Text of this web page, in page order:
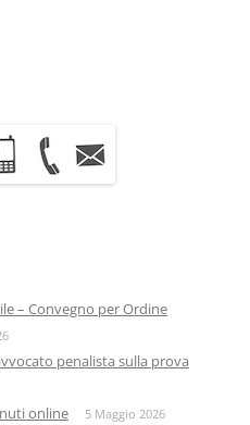
– Convegno per Ordine
penalista sulla prova
online 5 Maggio 2026